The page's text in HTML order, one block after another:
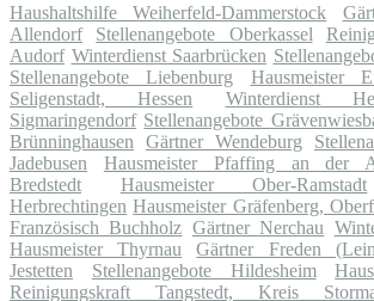
Haushaltshilfe Weiherfeld-Dammerstock
Allendorf
Stellenangebote Oberkassel
Audorf Winterdienst Saarbrücken
Stellenangebote Liebenburg
Hausmeister
Seligenstadt, Hessen
Winterdienst
Sigmaringendorf Stellenangebote
Brünninghausen
Gärtner Wendeburg
Jadebusen
Hausmeister Pfaffing an der
Bredstedt
Hausmeister Ober-Ramstadt
Herbrechtingen Hausmeister Gräfenberg,
Französisch Buchholz Gärtner Nerchau
Hausmeister Thyrnau
Gärtner Freden
Jestetten
Stellenangebote Hildesheim
Reinigungskraft Tangstedt, Kreis